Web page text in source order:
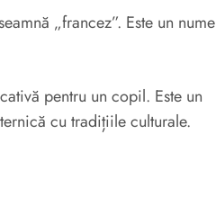
„francez”. Este un nume
pentru un copil. Este un
cu tradițiile culturale.